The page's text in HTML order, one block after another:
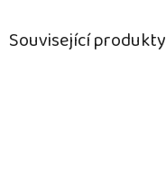
Související produkty